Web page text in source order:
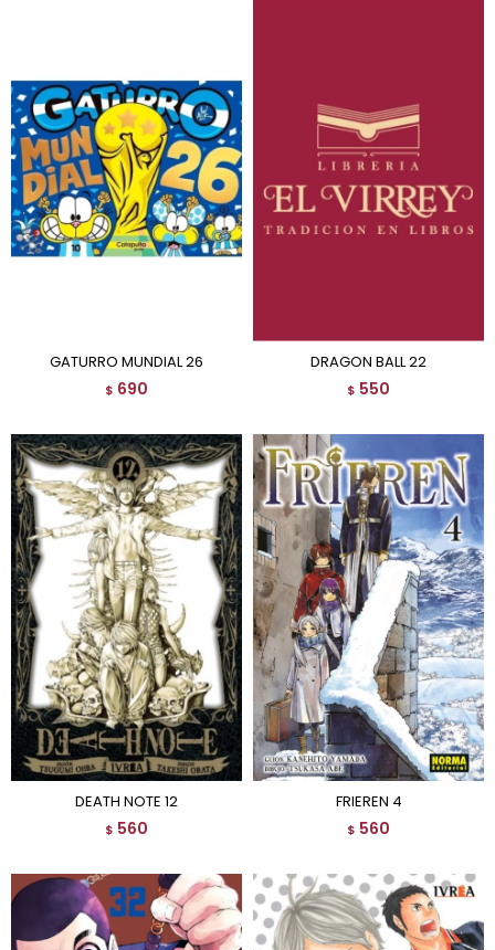
GATURRO MUNDIAL 26
$ 690
DRAGON BALL 22
$ 550
DEATH NOTE 12
$ 560
FRIEREN 4
$ 560